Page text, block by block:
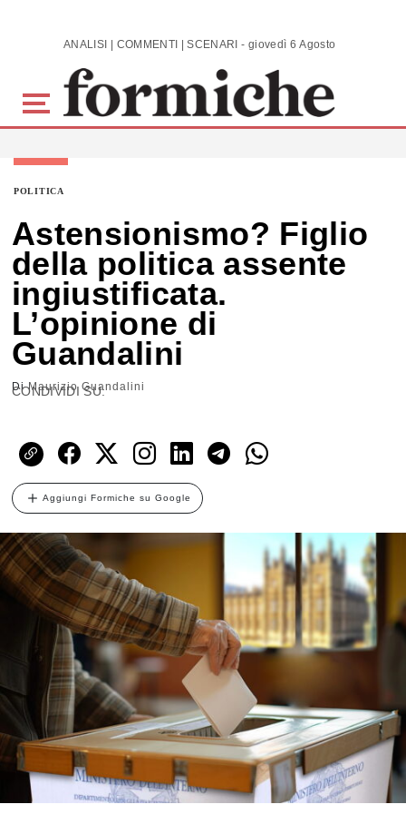
Skip to main content ANALISI | COMMENTI | SCENARI - giovedì 6 Agosto 2026
POLITICA
Astensionismo? Figlio
della politica assente
ingiustificata.
L’opinione di
Guandalini
DiMaurizio Guandalini
CONDIVIDI SU:
Aggiungi Formiche su Google